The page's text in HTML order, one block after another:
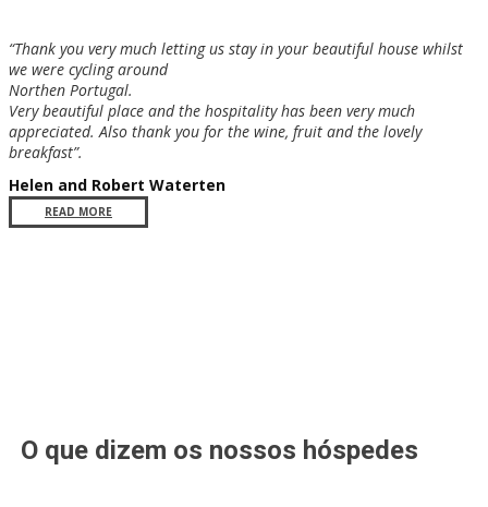
“Thank you very much letting us stay in your beautiful house whilst
we were cycling around
Northen Portugal.
Very beautiful place and the hospitality has been very much
appreciated. Also thank you for the wine, fruit and the lovely
breakfast”.
Helen and Robert Waterten
READ MORE
O que dizem os nossos hóspedes